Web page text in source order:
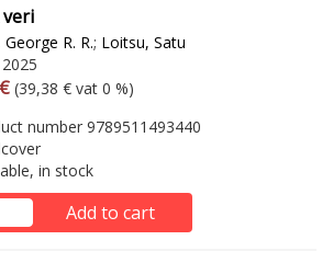
R. R.; Loitsu, Satu
hinta
Excl. vat
(39,38 € vat 0 %)
number 9789511493440
in stock
Add to cart